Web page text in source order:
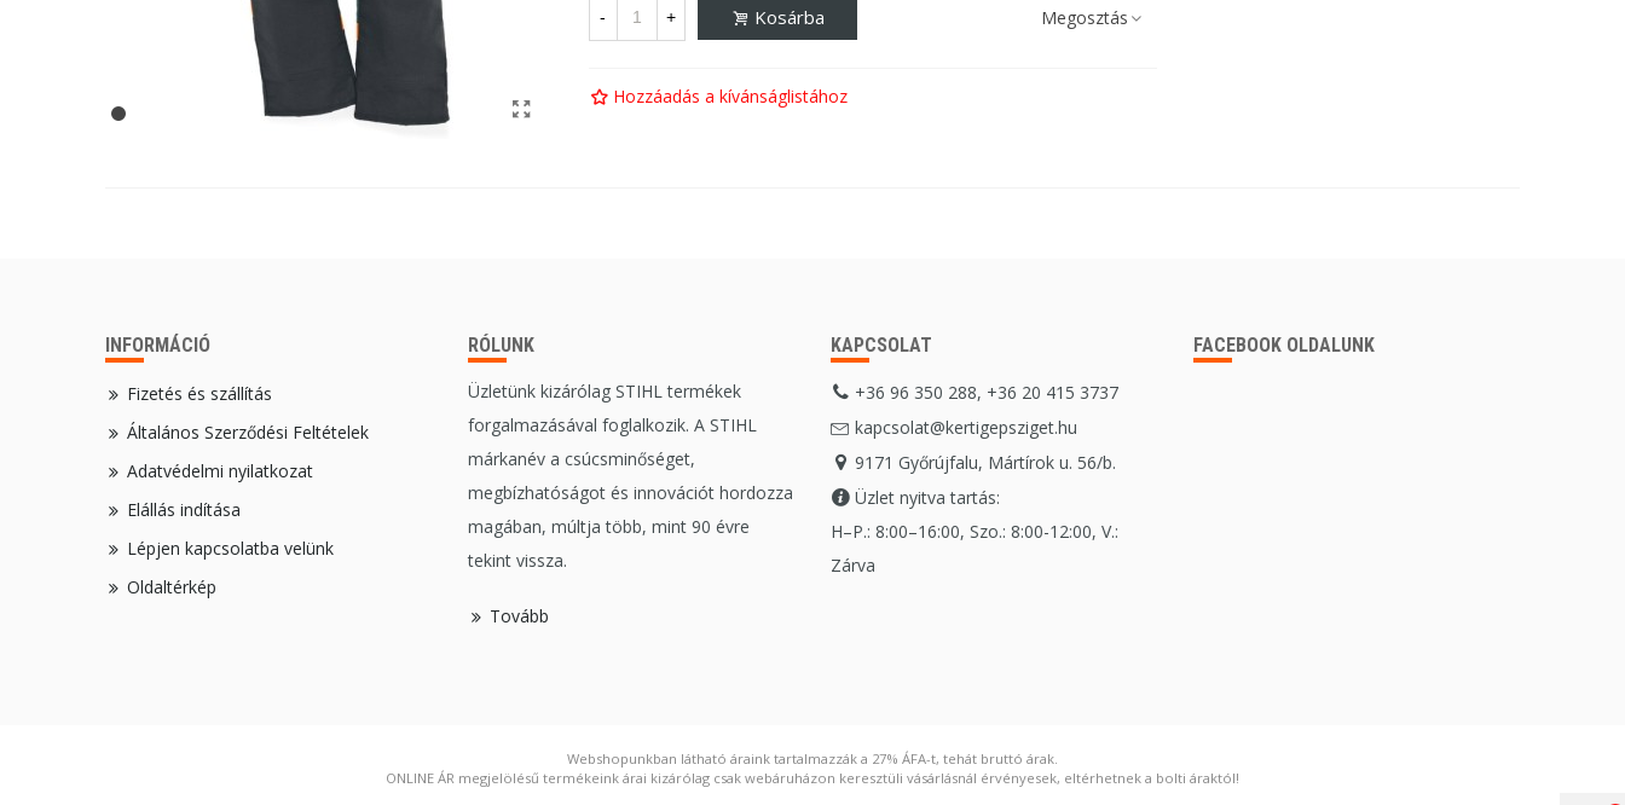
- + Kosárba Megosztás
Hozzáadás a kívánságlistához
INFORMÁCIÓ
Fizetés és szállítás
Általános Szerződési Feltételek
Adatvédelmi nyilatkozat
Elállás indítása
Lépjen kapcsolatba velünk
Oldaltérkép
RÓLUNK
Üzletünk kizárólag STIHL termékek
forgalmazásával foglalkozik. A STIHL
márkanév a csúcsminőséget,
megbízhatóságot és innovációt hordozza
magában, múltja több, mint 90 évre
tekint vissza.
Tovább
KAPCSOLAT
+36 96 350 288, +36 20 415 3737
kapcsolat@kertigepsziget.hu
9171 Győrújfalu, Mártírok u. 56/b.
Üzlet nyitva tartás:
H–P.: 8:00–16:00, Szo.: 8:00-12:00, V.:
Zárva
FACEBOOK OLDALUNK
Webshopunkban látható áraink tartalmazzák a 27% ÁFA-t, tehát bruttó árak.
ONLINE ÁR megjelölésű termékeink árai kizárólag csak webáruházon keresztüli vásárlásnál érvényesek, eltérhetnek a bolti áraktól!